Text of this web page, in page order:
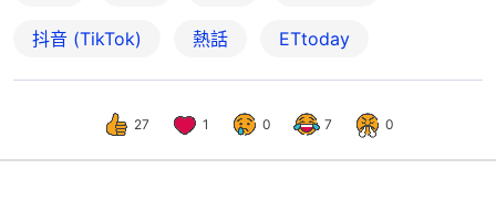
抖音 (TikTok) 熱話 ETtoday
27 1 0 7 0